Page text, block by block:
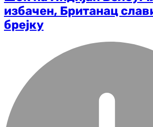
избачен, Британац
брејку